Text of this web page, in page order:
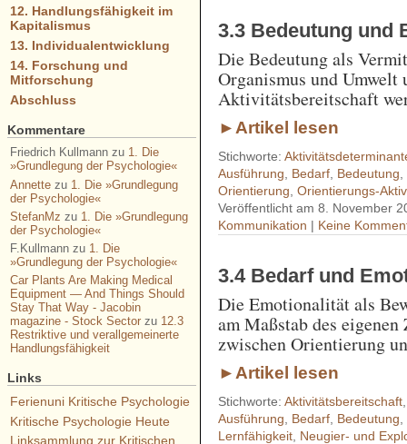
3.3 Bedeutung und
Die Bedeutung als
Organismus und Umwelt
Aktivitätsbereitschaft
►Artikel lesen
Stichworte:
Ausführung
Bedarf Bedeutung
Orientierung ,Orientierungs-
Veröffentlicht am 8. November
Kommunikation | Keine
3.4 Bedarf und
Die Emotionalität als
am Maßstab des
zwischen Orientierung
►Artikel lesen
Stichworte:Aktivitätsbereitschaft
Ausführung
Bedarf Bedeutung
Lernfähigkeit Neugier- und
12. Handlungsfähigkeit im
Kapitalismus
13. Individualentwicklung
14. Forschung und
Mitforschung
Abschluss
Kommentare
Friedrich Kullmannzu 1. Die
»Grundlegung der Psychologie«
Annettezu 1. Die »Grundlegung
der Psychologie«
StefanMz zu 1. Die »Grundlegung
der Psychologie«
F.Kullmannzu 1. Die
»Grundlegung der Psychologie«
Car Plants Are Making Medical
Equipment — And Things Should
Stay That Way - Jacobin
magazine - Stock Sectorzu 12.3
Restriktive und verallgemeinerte
Handlungsfähigkeit
Links
Ferienuni Kritische Psychologie
Kritische Psychologie Heute
Linksammlung zur Kritischen